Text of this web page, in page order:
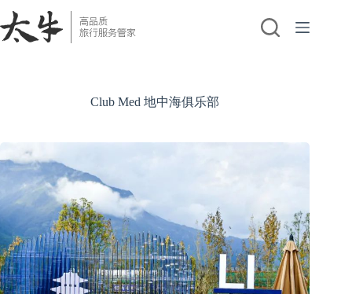
至
内
Club Med 地中海俱乐部